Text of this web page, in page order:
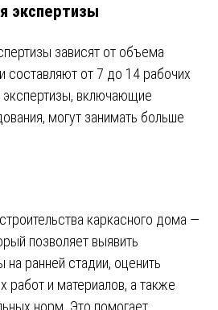
экспертизы
зависят от объема
составляют от 7 до 14 рабочих
включающие
могут занимать больше
каркасного дома —
позволяет выявить
ранней стадии, оценить
работ и материалов, а также
норм. Это помогает